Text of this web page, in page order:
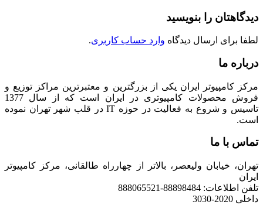
دیدگاهتان را بنویسید
لطفا برای ارسال دیدگاه وارد حساب کاربری.
درباره ما
مرکز کامپیوتر ایران یکی از بزرگترین و معتبرترین مراکز توزیع و
فروش محصولات کامپیوتری در ایران است که از سال 1377
تاسیس و شروع به فعالیت در حوزه IT در قلب شهر تهران نموده
است.
تماس با ما
تهران، خیابان ولیعصر، بالاتر از چهارراه طالقانی، مرکز کامپیوتر
ایران
تلفن اطلاعات: 88898484-888065521
داخلی 2020-3030